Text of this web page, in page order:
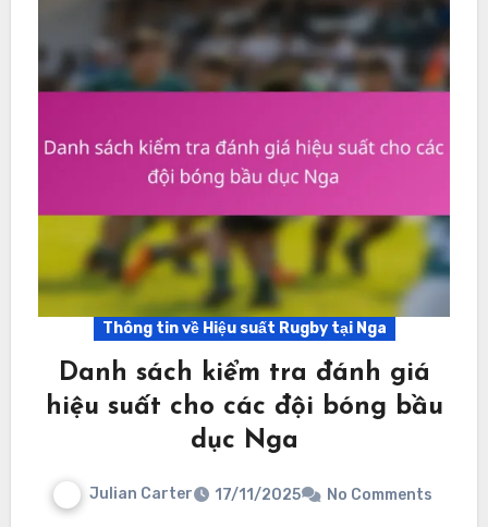
Thông tin về Hiệu suất Rugby tại Nga
Danh sách kiểm tra đánh giá
hiệu suất cho các đội bóng bầu
dục Nga
Julian Carter 17/11/2025 No Comments